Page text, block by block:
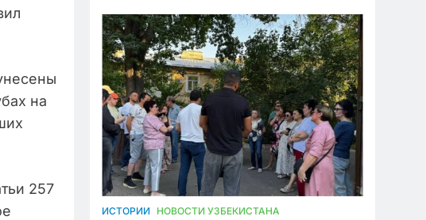
на
257
ИСТОРИИ НОВОСТИ УЗБЕКИСТАНА